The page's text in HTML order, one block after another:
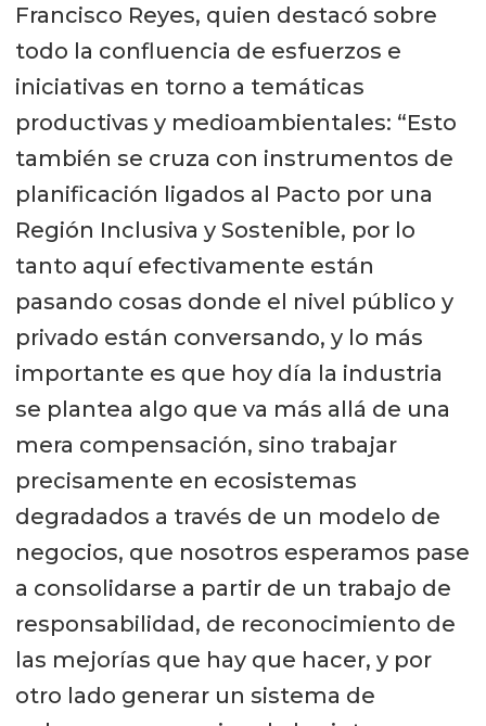
Francisco Reyes, quien destacó sobre
todo la confluencia de esfuerzos e
iniciativas en torno a temáticas
productivas y medioambientales: “Esto
también se cruza con instrumentos de
planificación ligados al Pacto por una
Región Inclusiva y Sostenible, por lo
tanto aquí efectivamente están
pasando cosas donde el nivel público y
privado están conversando, y lo más
importante es que hoy día la industria
se plantea algo que va más allá de una
mera compensación, sino trabajar
precisamente en ecosistemas
degradados a través de un modelo de
negocios, que nosotros esperamos pase
a consolidarse a partir de un trabajo de
responsabilidad, de reconocimiento de
las mejorías que hay que hacer, y por
otro lado generar un sistema de